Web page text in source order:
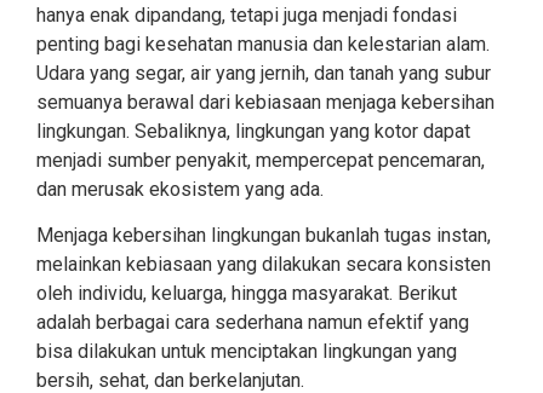
hanya enak dipandang, tetapi juga menjadi fondasi
penting bagi kesehatan manusia dan kelestarian alam.
Udara yang segar, air yang jernih, dan tanah yang subur
semuanya berawal dari kebiasaan menjaga kebersihan
lingkungan. Sebaliknya, lingkungan yang kotor dapat
menjadi sumber penyakit, mempercepat pencemaran,
dan merusak ekosistem yang ada.
Menjaga kebersihan lingkungan bukanlah tugas instan,
melainkan kebiasaan yang dilakukan secara konsisten
oleh individu, keluarga, hingga masyarakat. Berikut
adalah berbagai cara sederhana namun efektif yang
bisa dilakukan untuk menciptakan lingkungan yang
bersih, sehat, dan berkelanjutan.